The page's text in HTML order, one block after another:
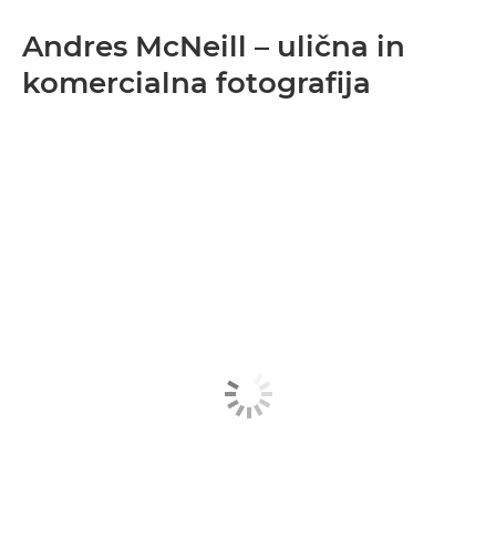
Andres McNeill – ulična in
komercialna fotografija